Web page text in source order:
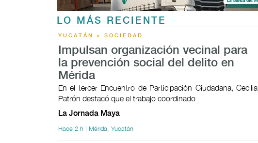
LO MÁS RECIENTE
YUCATÁN > SOCIEDAD
Impulsan organización vecinal para
la prevención social del delito en
Mérida
En el tercer Encuentro de Participación Ciudadana, Cecilia
Patrón destacó que el trabajo coordinado
La Jornada Maya
Hace 2 h | Mérida, Yucatán